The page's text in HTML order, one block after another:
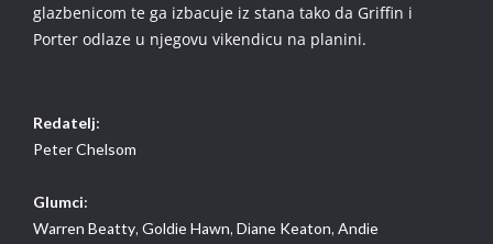
glazbenicom te ga izbacuje iz stana tako da Griffin i
Porter odlaze u njegovu vikendicu na planini.
Redatelj:
Peter Chelsom
Glumci:
Warren Beatty, Goldie Hawn, Diane Keaton, Andie